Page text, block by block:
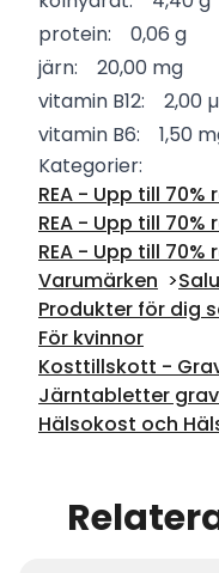
protein: 0,06 g
järn: 20,00 mg
vitamin B12: 2,00
vitamin B6: 1,50
Kategorier:
REA - Upp till
REA - Upp till
REA - Upp till
Varumärken
Produkter för dig
För kvinnor
Kosttillskott -
Järntabletter
Hälsokost och